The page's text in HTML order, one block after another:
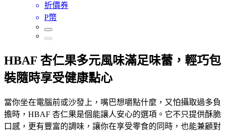
折價券
P幣
HBAF 杏仁果多元風味滿足味蕾，輕巧包
裝隨時享受健康點心
當你坐在電腦前或沙發上，嘴巴想嚼點什麼，又怕攝取過多負
擔時，HBAF 杏仁果是個能讓人安心的選項。它不只提供酥脆
口感，更有豐富的調味，讓你在享受零食的同時，也能兼顧對